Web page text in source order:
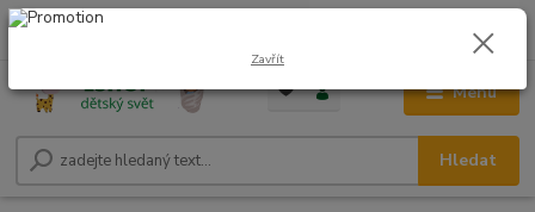
Menu
Hledat
+420 604 278 943 0,00 Kč
Zavřít